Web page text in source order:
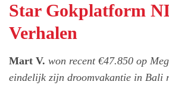
Star Gokplatform
Verhalen
Mart V. won recent €47.850 op
eindelijk zijn droomvakantie in Bali